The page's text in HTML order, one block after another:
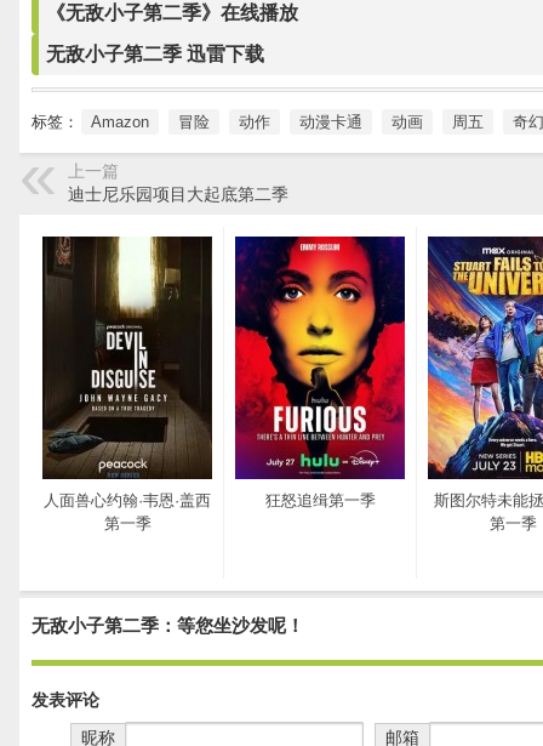
《无敌小子第二季》在线播放
无敌小子第二季 迅雷下载
标签： Amazon 冒险 动作 动漫卡通 动画 周五 奇幻
上一篇
迪士尼乐园项目大起底第二季
人面兽心约翰·韦恩·盖西
第一季
狂怒追缉第一季
斯图尔特未能
第一季
无敌小子第二季：等您坐沙发呢！
发表评论
昵称
邮箱